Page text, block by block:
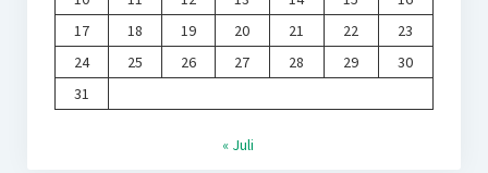
17
18 19 20 21 22
23
24
25 26 27 28 29
30
31
« Juli